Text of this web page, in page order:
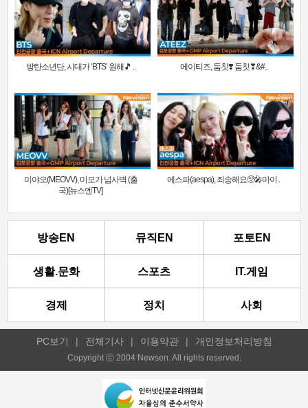
방탄소년단, 시대가 ‘BTS’ 원해🎵 .. 에이티즈, 둠칫❣️ 둠칫❣&#..
미야오(MEOVV), 미모가 넘사벽 (출
국)[뉴스엔TV]
에스파(aespa), 죄송해요🥺🎤마이..
방송EN 뮤직EN 포토EN
생활.문화 스포츠 IT.게임
경제 정치 사회
PC보기 | 전체기사 | 이용약관 | 개인정보처리방침
Copyright ⓒ 2004 Newsen. All rights reserved.